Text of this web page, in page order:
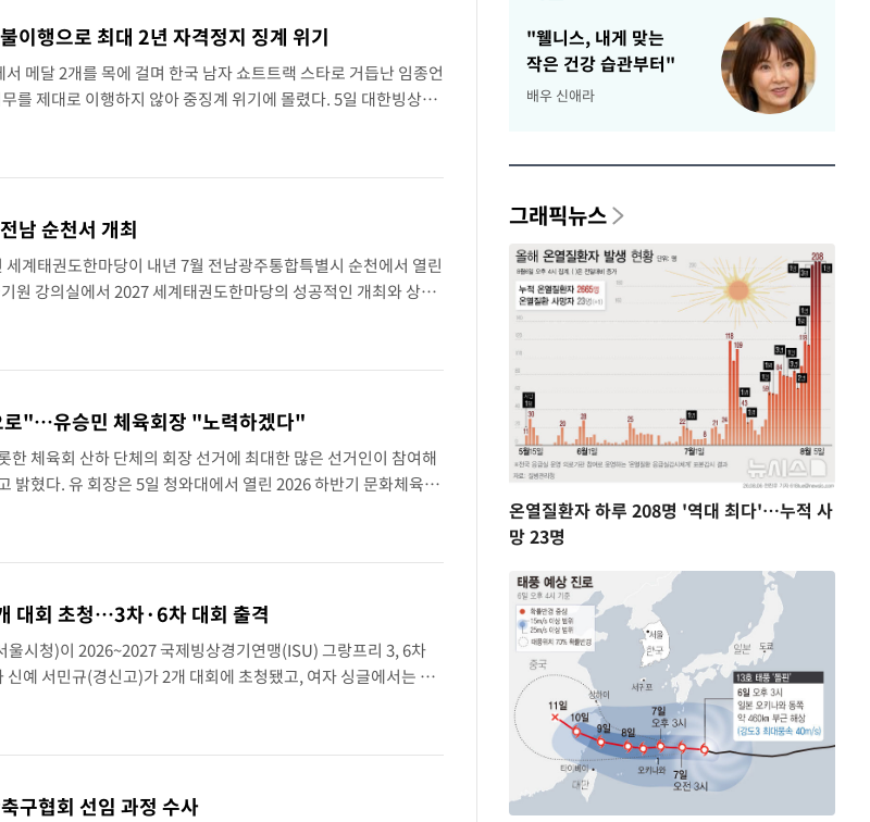
이행으로 최대 2년 자격정지 징계 위기
메달 2개를 목에 걸며 한국 남자 쇼트트랙 스타로 거듭난 임종언
를 제대로 이행하지 않아 중징계 위기에 몰렸다. 5일 대한빙상경
이터스 등에 따르면 임종언은 최근 1년 동안 국제검사기구(ITA)
남 순천서 개최
계태권도한마당이 내년 7월 전남광주통합특별시 순천에서 열린
원 강의실에서 2027 세계태권도한마당의 성공적인 개최와 상호
천 팔마체육관에서 대회를 개최하기로 합의했다.협약식 이후엔
로"…유승민 체육회장 "노력하겠다"
체육회 산하 단체의 회장 선거에 최대한 많은 선거인이 참여해
밝혔다. 유 회장은 5일 청와대에서 열린 2026 하반기 문화체육관
위를 최대한 확대해 실시해야한다는 이재명 대통령의 당부에
대회 초청…3차·6차 대회 출격
울시청)이 2026~2027 국제빙상경기연맹(ISU) 그랑프리 3, 6차
예 서민규(경신고)가 2개 대회에 초청됐고, 여자 싱글에서는 김
지아(세화여고), 김유재(수리고)가 2개 대회 출전권을 거머쥐었
구협회 선임 과정 수사
"웰니스, 내게 맞는
작은 건강 습관부터"
배우 신애라
그래픽뉴스
온열질환자 하루 208명 '역대 최다'…누적 사
망 23명